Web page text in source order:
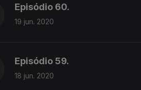
Episódio 60.
19 jun. 2020
Episódio 59.
18 jun. 2020